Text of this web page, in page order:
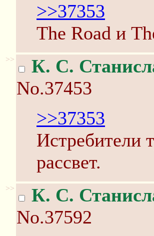
>>37353
The Road и
>> К. С.
No.37453
>>37353
Истребители
рассвет.
>> К. С.
No.37592